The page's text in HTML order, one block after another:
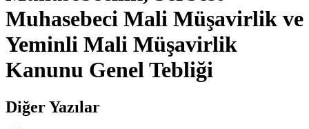
Muhasebeci Mali Müşavirlik ve
Yeminli Mali Müşavirlik
Kanunu Genel Tebliği
Diğer Yazılar